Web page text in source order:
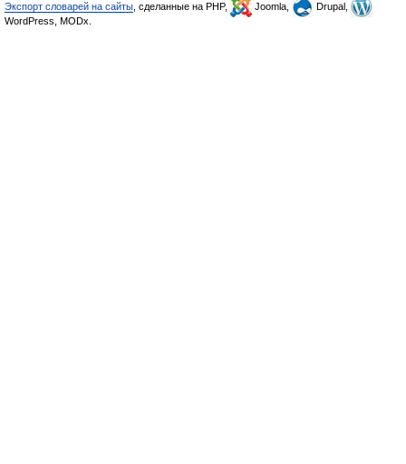
Экспорт словарей на сайты , сделанные на PHP, Joomla,
Drupal,
WordPress, MODx.